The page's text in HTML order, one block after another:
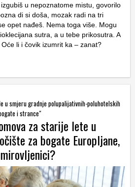
u nepoznatome mistu, govorilo
di si doša, mozak radi na tri
opet nađeš. Nema toga više. Mogu
sutra, a u tebe prikosutra. A
li i čovik izumrit ka – zanat?
u smjeru gradnje polupalijativnih-poluhotelskih
i strance"
za starije lete u
za bogate Europljane,